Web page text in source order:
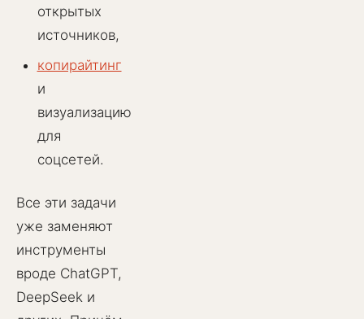
открытых
источников,
копирайтинг
и
визуализацию
для
соцсетей.
Все эти задачи
уже заменяют
инструменты
вроде ChatGPT,
DeepSeek и